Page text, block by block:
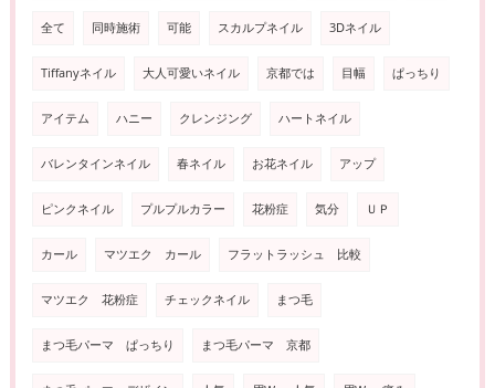
全て 同時施術 可能 スカルプネイル 3Dネイル
Tiffanyネイル 大人可愛いネイル 京都では 目幅 ぱっちり
アイテム ハニー クレンジング ハートネイル
バレンタインネイル 春ネイル お花ネイル アップ
ピンクネイル プルプルカラー 花粉症 気分 ＵＰ
カール マツエク カール フラットラッシュ 比較
マツエク 花粉症 チェックネイル まつ毛
まつ毛パーマ ぱっちり まつ毛パーマ 京都